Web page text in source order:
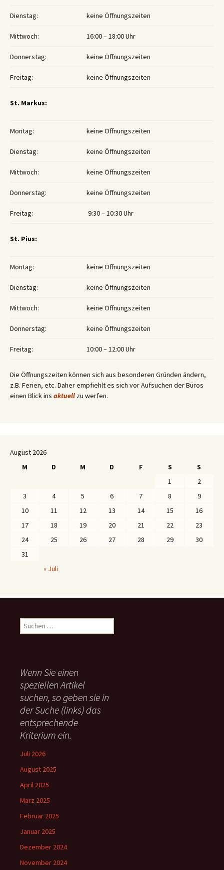
Dienstag: keine Öffnungszeiten
Mittwoch: 16:00 – 18:00 Uhr
Donnerstag: keine Öffnungszeiten
Freitag: keine Öffnungszeiten
St. Markus:
Montag: keine Öffnungszeiten
Dienstag: keine Öffnungszeiten
Mittwoch: keine Öffnungszeiten
Donnerstag: keine Öffnungszeiten
Freitag: 9:30 – 10:30 Uhr
St. Pius:
Montag: keine Öffnungszeiten
Dienstag: keine Öffnungszeiten
Mittwoch: keine Öffnungszeiten
Donnerstag: keine Öffnungszeiten
Freitag: 10:00 – 12:00 Uhr
Die Öffnungszeiten können sich aus besonderen Gründen ändern,
z.B. Ferien, etc. Daher empfiehlt es sich vor Aufsuchen der Büros
einen Blick ins aktuell zu werfen.
August 2026
M
D M D F S
S
1
2
3
4 5 6 7 8
9
10
11 12 13 14 15
16
17
18 19 20 21 22
23
24
25 26 27 28 29
30
31
« Juli
u
n
n
a
c
:
Wenn Sie einen
speziellen Artikel
suchen, so geben sie in
der Suche (links) das
entsprechende
Kriterium ein.
Juli 2026
August 2025
April 2025
März 2025
Februar 2025
Januar 2025
Dezember 2024
November 2024